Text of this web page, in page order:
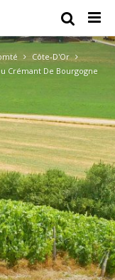
Côte-D'Or
Crémant De Bourgogne